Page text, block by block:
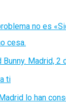
no es
cesa.
Bunny. Madrid, 2
ti
lo han